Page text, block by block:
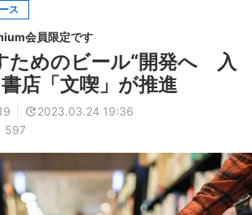
ス
会員限定です
ためのビール“開発へ 入
店「文喫」が推進
2023.03.24 19:36
597